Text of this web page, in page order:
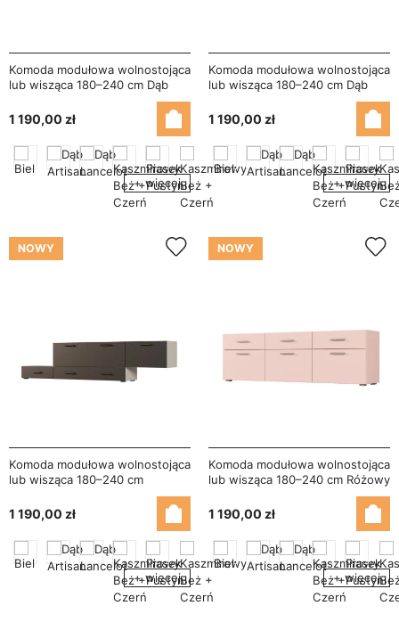
Komoda modułowa wolnostojąca
lub wisząca 180–240 cm Dąb
1 190,00 zł
+ więcej
Komoda modułowa wolnostojąca
lub wisząca 180–240 cm Dąb
1 190,00 zł
+ więcej
NOWY
Komoda modułowa wolnostojąca
lub wisząca 180–240 cm
Kaszmirowy Beż / Czarny Onyx
– Multi Smart
1 190,00 zł
+ więcej
NOWY
Komoda modułowa wolnostojąca
lub wisząca 180–240 cm Różowy
1 190,00 zł
+ więcej